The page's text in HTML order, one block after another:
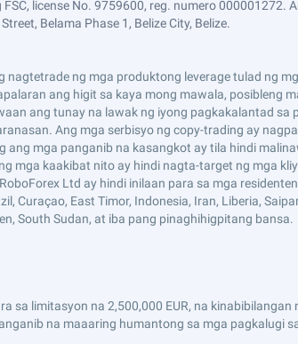
license No. 9759600, reg. numero 000001272.
Belama Phase 1, Belize City, Belize.
ng mga produktong leverage tulad ng
ang higit sa kaya mong mawala, posibleng
ang tunay na lawak ng iyong pagkakalantad
Ang mga serbisyo ng copy-trading ay
mga panganib na kasangkot ay tila hindi
mga kaakibat nito ay hindi nagta-target ng mga
Ltd ay hindi inilaan para sa mga
Curaçao, East Timor, Indonesia, Iran, Liberia,
South Sudan, at iba pang pinaghihigpitang bansa.
sa limitasyon na 2,500,000 EUR, na
na maaaring humantong sa mga pagkalugi